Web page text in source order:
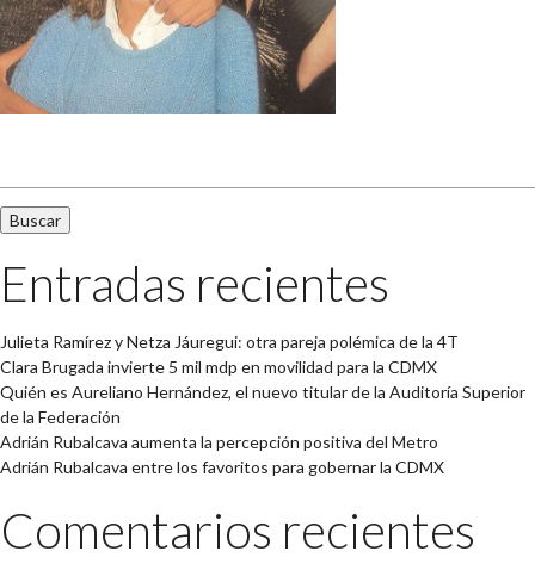
Entradas recientes
Julieta Ramírez y Netza Jáuregui: otra pareja polémica de la 4T
Clara Brugada invierte 5 mil mdp en movilidad para la CDMX
Quién es Aureliano Hernández, el nuevo titular de la Auditoría Superior
de la Federación
Adrián Rubalcava aumenta la percepción positiva del Metro
Adrián Rubalcava entre los favoritos para gobernar la CDMX
Comentarios recientes